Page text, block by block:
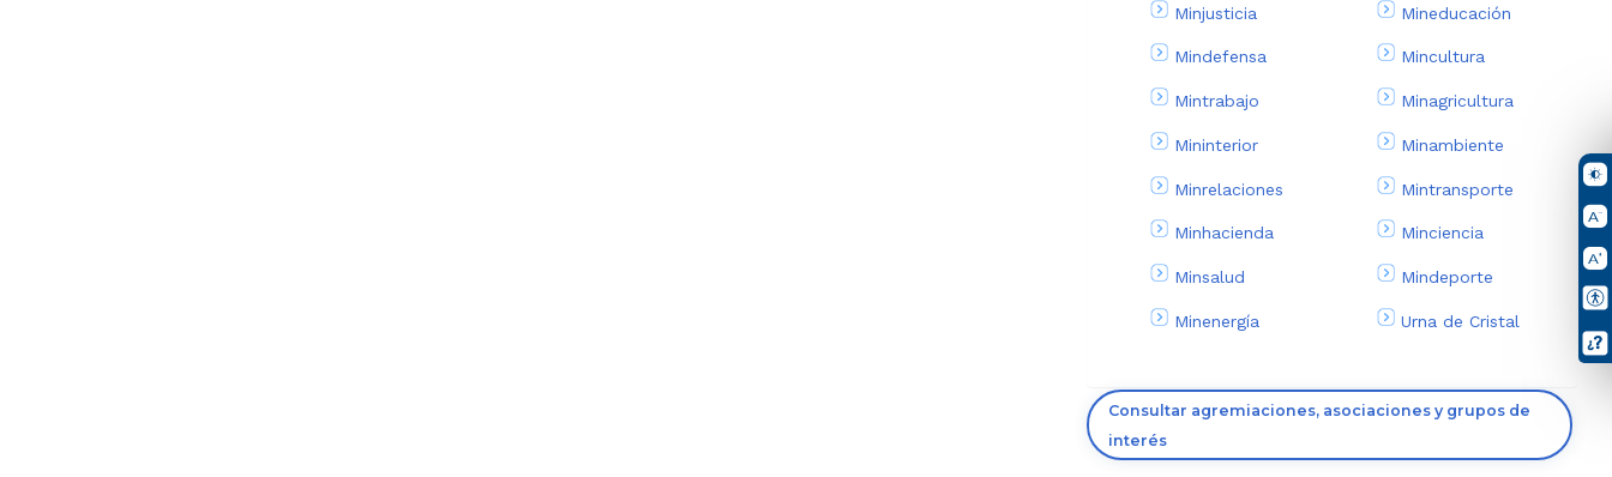
Minjusticia
Mindefensa
Mintrabajo
Mininterior
Minrelaciones
Minhacienda
Minsalud
Minenergía
Mineducación
Mincultura
Minagricultura
Minambiente
Mintransporte
Minciencia
Mindeporte
Urna de Cristal
Consultar agremiaciones, asociaciones y grupos de
interés